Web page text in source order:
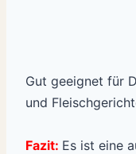
Gut geeignet für
und
Fazit: Es ist eine